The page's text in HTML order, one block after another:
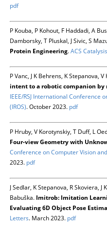
pdf
P Kouba, P Kohout, F Haddadi, A
Damborsky, T Pluskal, J Sivic, S
Protein Engineering.ACS Catalysis
P Vanc, J K Behrens, K Stepanova, V
intent to a robotic companion
IEEE/RSJ International Conference
(IROS). October 2023. pdf
P Hruby, V Korotynskiy, T Duff, L
Four-view Geometry with
Conference on Computer Vision
2023. pdf
J Sedlar, K Stepanova, R Skoviera, J
Babuška. Imitrob: Imitation
Evaluating 6D Object Pose
Letters. March 2023. pdf